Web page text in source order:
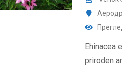
Ehinacea
priroden